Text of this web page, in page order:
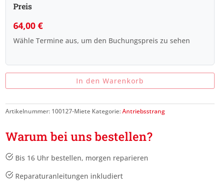
Preis
64,00€
Wähle Termine aus, um den Buchungspreis zu sehen
In den Warenkorb
Artikelnummer: 100127-Miete Kategorie:Antriebsstrang
Warum bei uns bestellen?
Bis 16 Uhr bestellen, morgen reparieren
Reparaturanleitungen inkludiert